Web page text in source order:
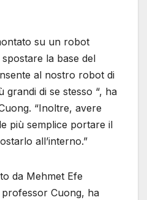
su un robot
la base del
al nostro robot di
di se stesso “, ha
“Inoltre, avere
più semplice portare il
all’interno.”
da Mehmet Efe
Cuong, ha